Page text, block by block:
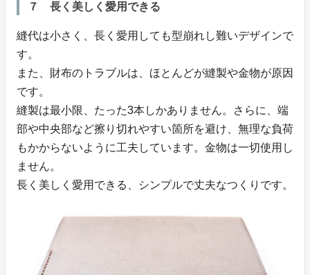
７ 長く美しく愛用できる
縫代は小さく、長く愛用しても型崩れし難いデザインで
す。
また、財布のトラブルは、ほとんどが縫製や金物が原因
です。
縫製は最小限、たった3本しかありません。さらに、端
部や中央部など擦り切れやすい箇所を避け、無理な負荷
もかからないように工夫しています。金物は一切使用し
ません。
長く美しく愛用できる、シンプルで丈夫なつくりです。